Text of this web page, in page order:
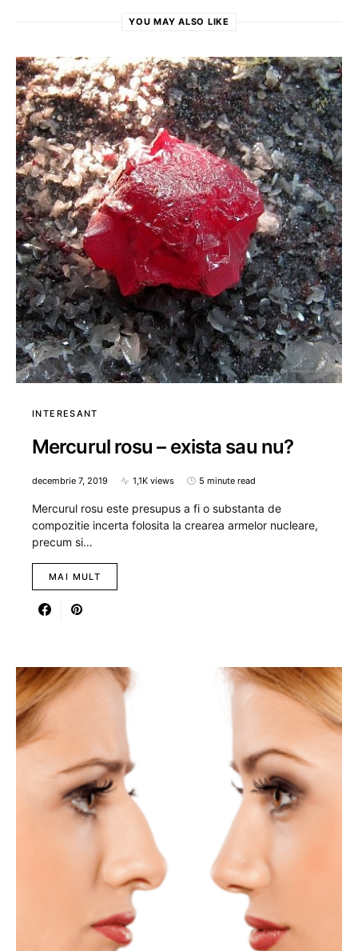
YOU MAY ALSO LIKE
INTERESANT
Mercurul rosu – exista sau nu?
decembrie 7, 2019 1,1K views 5 minute read
Mercurul rosu este presupus a fi o substanta de
compozitie incerta folosita la crearea armelor nucleare,
precum si…
MAI MULT